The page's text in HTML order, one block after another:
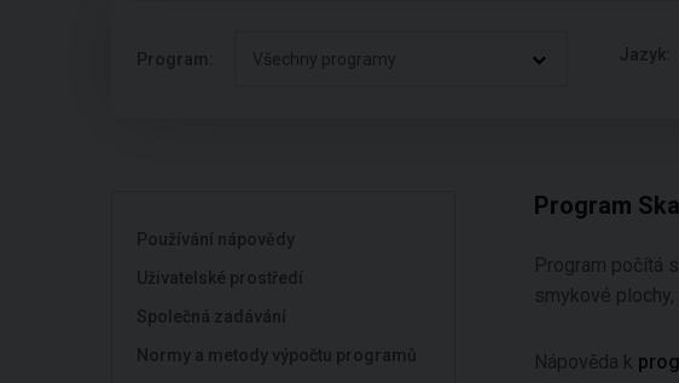
Program: Všechny programy Jazyk:
Používání nápovědy
Uživatelské prostředí
Společná zadávání
Normy a metody výpočtu programů
Program
Program počítá
smykové plochy,
Nápověda k